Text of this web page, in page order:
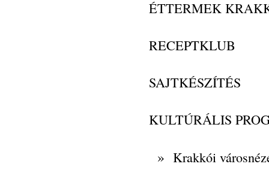
ÉTTERMEK
RECEPTKLUB
SAJTKÉSZÍTÉS
KULTÚRÁLIS
» Krakkói